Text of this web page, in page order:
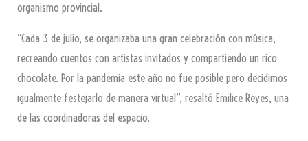
organismo provincial.
“Cada 3 de julio, se organizaba una gran celebración con música,
recreando cuentos con artistas invitados y compartiendo un rico
chocolate. Por la pandemia este año no fue posible pero decidimos
igualmente festejarlo de manera virtual”, resaltó Emilice Reyes, una
de las coordinadoras del espacio.